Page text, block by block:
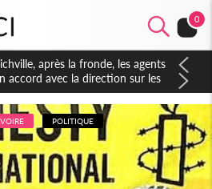
0
après la fronde, les agents
accord avec la direction sur les
POLITIQUE